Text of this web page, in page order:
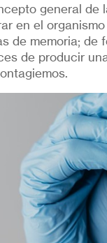
general de
en el
de memoria; de
de producir